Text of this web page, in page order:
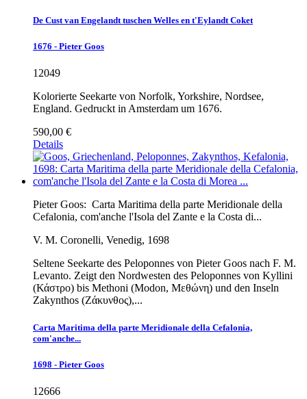
De Cust van Engelandt tuschen Welles en t'Eylandt Coket
1676 - Pieter Goos
12049
Kolorierte Seekarte von Norfolk, Yorkshire, Nordsee,
England. Gedruckt in Amsterdam um 1676.
590,00 €
Details
Pieter Goos: Carta Maritima della parte Meridionale della
Cefalonia, com'anche l'Isola del Zante e la Costa di...
V. M. Coronelli, Venedig, 1698
Seltene Seekarte des Peloponnes von Pieter Goos nach F. M.
Levanto. Zeigt den Nordwesten des Peloponnes von Kyllini
(Κάστρο) bis Methoni (Modon, Μεθώνη) und den Inseln
Zakynthos (Ζάκυνθος),...
Carta Maritima della parte Meridionale della Cefalonia,
com'anche...
1698 - Pieter Goos
12666